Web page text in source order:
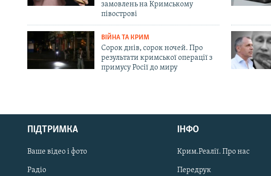
Русский
Qırımtatar
ДОЛУЧАЙСЯ!
замовлень на Кримському
півострові
ВІЙНА ТА КРИМ
Сорок днів, сорок ночей. Про
результати кримської операції з
примусу Росії до миру
ПІДТРИМКА
Ваше відео і фото
Радіо
ІНФО
Крим.Реалії. Про нас
Передрук